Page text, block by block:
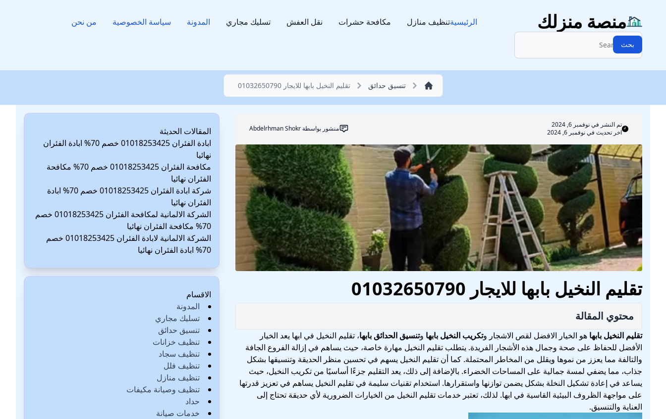
منصة منزلك
البحث:
بحث
الرئيسيةتنظيف منازل مكافحة حشرات نقل العفش تسليك مجاري المدونة سياسة الخصوصية من نحن
تنسيق حدائق تقليم النخيل بابها للايجار 01032650790
تم النشر فينوفمبر 6, 2024
اخر تحديث في نوفمبر 6, 2024
منشور بواسطةAbdelrhman Shokr
تقليم النخيل بابها للايجار 01032650790
محتوي المقالة
تقليم النخيل بابها هو الخيار الافضل لقص الاشجار وتكريب النخيل بابها وتنسيق الحدائق بابها، تقليم النخيل في ابها يعد الخيار
الأفضل للحفاظ على صحة وجمال هذه الأشجار الفريدة. يتطلب تقليم النخيل مهارة خاصة، حيث يساهم في إزالة الفروع الجافة
والتالفة مما يعزز من نموها ويقلل من المخاطر المحتملة. كما أن تقليم النخيل يسهم في تحسين منظر الحديقة وتنسيقها بشكل
جذاب، مما يضفي لمسة جمالية على المساحات الخضراء. بالإضافة إلى ذلك، يعد التقليم جزءًا أساسيًا من تكريب النخيل، حيث
يساعد في إعادة تشكيل النخلة بشكل يضمن توازنها واستقرارها. استخدام تقنيات سليمة في تقليم النخيل يساهم في تعزيز قدرتها
على مواجهة الظروف البيئية القاسية في ابها. لذلك، تعتبر خدمات تقليم النخيل من الخيارات الضرورية لأي حديقة تحتاج إلى
العناية والتنسيق.
المقالات الحديثة
ابادة الفئران 01018253425 خصم 70% ابادة الفئران
نهائيا
مكافحة الفئران 01018253425 خصم 70% مكافحة
الفئران نهائيا
شركة ابادة الفئران 01018253425 خصم 70% ابادة
الفئران نهائيا
الشركة الالمانية لمكافحة الفئران 01018253425 خصم
70% مكافحة الفئران نهائيا
الشركة الالمانية لابادة الفئران 01018253425 خصم
70% ابادة الفئران نهائيا
الاقسام
المدونة
تسليك مجاري
تنسيق حدائق
تنظيف خزانات
تنظيف سجاد
تنظيف فلل
تنظيف منازل
تنظيف وصيانة مكيفات
حداد
خدمات صيانة